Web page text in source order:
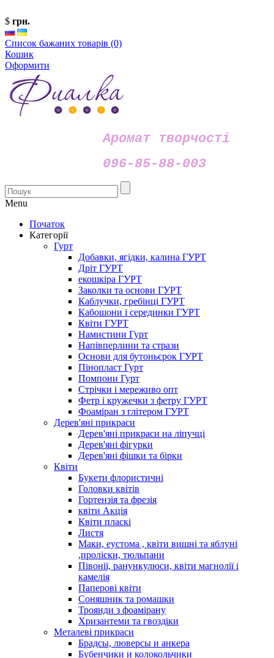
$ грн.
Список бажаних товарів (0)
Кошик
Оформити
Аромат творчості
096-85-88-003
Menu
Початок
Категорії
Гурт
Добавки, ягідки, калина ГУРТ
Дріт ГУРТ
екошкіра ГУРТ
Заколки та основи ГУРТ
Каблучки, гребінці ГУРТ
Кабошони і серединки ГУРТ
Квіти ГУРТ
Намистини Гурт
Напівперлини та стрази
Основи для бутоньєрок ГУРТ
Пінопласт Гурт
Помпони Гурт
Стрічки і мереживо опт
Фетр і кружечки з фетру ГУРТ
Фоаміран з глітером ГУРТ
Дерев'яні прикраси
Дерев'яні прикраси на ліпучці
Дерев'яні фігурки
Дерев'яні фішки та бірки
Квіти
Букети флористичні
Головки квітів
Гортензія та фрезія
квіти Акція
Квіти пласкі
Листя
Маки, еустома , квіти вишні та яблуні
,проліски, тюльпани
Півонії, ранункулюси, квіти магнолії і
камелія
Паперові квіти
Соняшник та ромашки
Троянди з фоамірану
Хризантеми та гвоздіки
Металеві прикраси
Брадсы, люверсы и анкера
Бубенчики и колокольчики